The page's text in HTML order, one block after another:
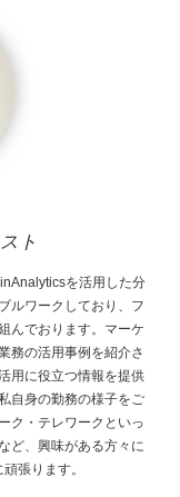
ト
を活用した分
ルワークしており、フ
んでおります。マーケ
務の活用事例を紹介さ
用に役立つ情報を提供
自身の勤務の様子をご
ク・テレワークといっ
ど、興味がある方々に
張ります。